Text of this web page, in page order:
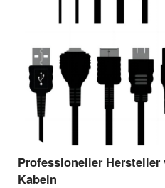
Professioneller
Kabeln